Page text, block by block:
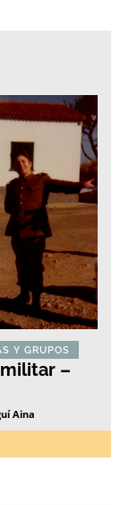
Y GRUPOS
–
Aina